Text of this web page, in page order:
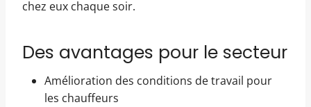
chez eux chaque soir.
Des avantages pour le secteur
Amélioration des conditions de travail pour
les chauffeurs